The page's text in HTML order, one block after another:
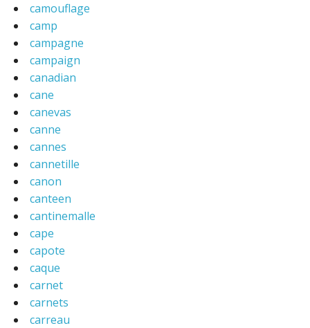
camouflage
camp
campagne
campaign
canadian
cane
canevas
canne
cannes
cannetille
canon
canteen
cantinemalle
cape
capote
caque
carnet
carnets
carreau